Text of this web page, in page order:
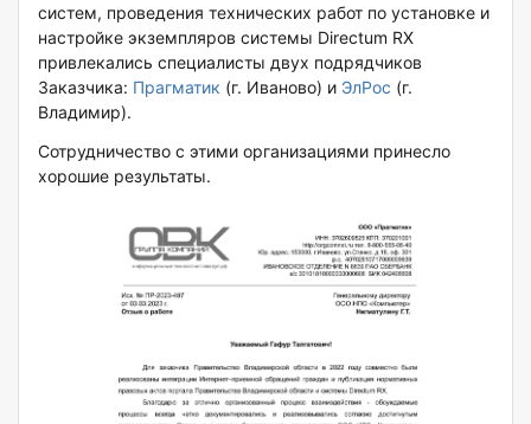
систем, проведения технических работ по установке и
настройке экземпляров системы Directum RX
привлекались специалисты двух подрядчиков
Заказчика: Прагматик (г. Иваново) и ЭлРос (г.
Владимир).
Сотрудничество с этими организациями принесло
хорошие результаты.